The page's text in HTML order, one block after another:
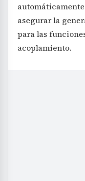
asegurar la
para las
acoplamiento.